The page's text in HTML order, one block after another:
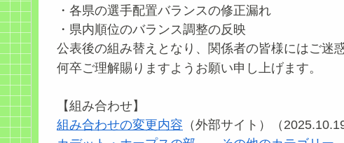
・各県の選手配置バランスの修正漏れ
・県内順位のバランス調整の反映
公表後の組み替えとなり、関係者の皆様にはご迷
何卒ご理解賜りますようお願い申し上げます。
【組み合わせ】
組み合わせの変更内容 （外部サイト）（